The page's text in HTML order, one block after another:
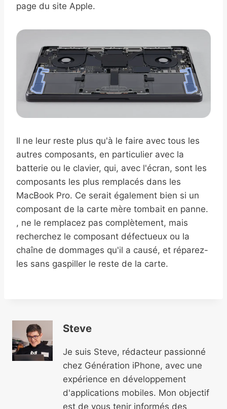
page du site Apple.
Il ne leur reste plus qu'à le faire avec tous les
autres composants, en particulier avec la
batterie ou le clavier, qui, avec l'écran, sont les
composants les plus remplacés dans les
MacBook Pro. Ce serait également bien si un
composant de la carte mère tombait en panne.
, ne le remplacez pas complètement, mais
recherchez le composant défectueux ou la
chaîne de dommages qu'il a causé, et réparez-
les sans gaspiller le reste de la carte.
Steve
Je suis Steve, rédacteur passionné
chez Génération iPhone, avec une
expérience en développement
d'applications mobiles. Mon objectif
est de vous tenir informés des